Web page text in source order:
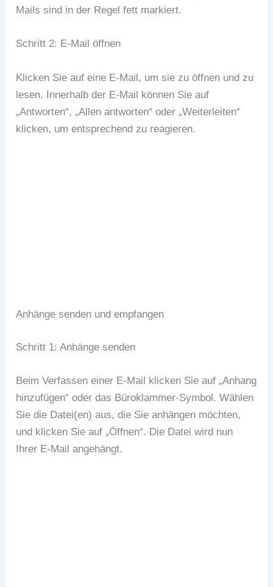
Mails sind in der Regel fett markiert.
Schritt 2: E-Mail öffnen
Klicken Sie auf eine E-Mail, um sie zu öffnen und zu
lesen. Innerhalb der E-Mail können Sie auf
„Antworten“, „Allen antworten“ oder „Weiterleiten“
klicken, um entsprechend zu reagieren.
Anhänge senden und empfangen
Schritt 1: Anhänge senden
Beim Verfassen einer E-Mail klicken Sie auf „Anhang
hinzufügen“ oder das Büroklammer-Symbol. Wählen
Sie die Datei(en) aus, die Sie anhängen möchten,
und klicken Sie auf „Öffnen“. Die Datei wird nun
Ihrer E-Mail angehängt.